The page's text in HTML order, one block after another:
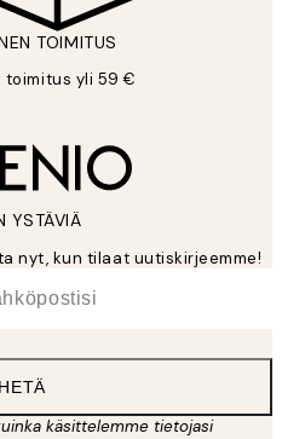
TOIMITUS
toimitus yli 59 €
YSTÄVIÄ
nyt, kun tilaat uutiskirjeemme!
käsittelemme tietojasi